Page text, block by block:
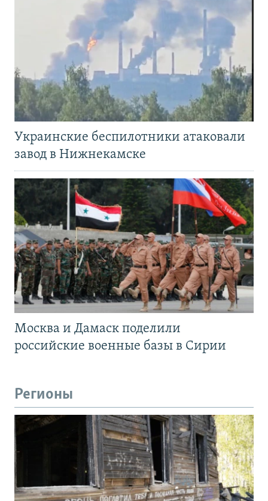
Украинские беспилотники атаковали
завод в Нижнекамске
Москва и Дамаск поделили
российские военные базы в Сирии
Регионы